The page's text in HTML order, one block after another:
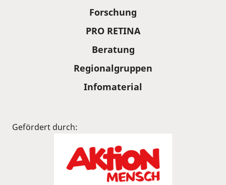
Forschung
PRO RETINA
Beratung
Regionalgruppen
Infomaterial
Gefördert durch: